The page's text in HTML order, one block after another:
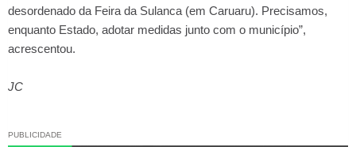
desordenado da Feira da Sulanca (em Caruaru). Precisamos,
enquanto Estado, adotar medidas junto com o município”,
acrescentou.
JC
PUBLICIDADE